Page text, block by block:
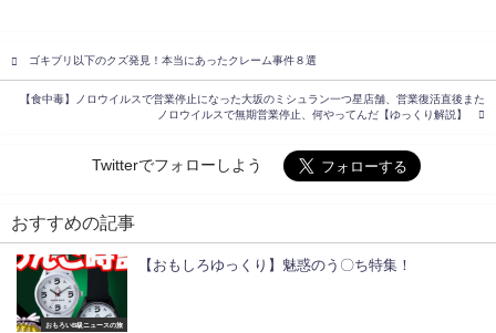
ゴキブリ以下のクズ発見！本当にあったクレーム事件８選
【食中毒】ノロウイルスで営業停止になった大坂のミシュラン一つ星店舗、営業復活直後また
ノロウイルスで無期営業停止、何やってんだ【ゆっくり解説】
Twitterでフォローしよう
おすすめの記事
おもろいB級ニュースの旅
【おもしろゆっくり】魅惑のう〇ち特集！